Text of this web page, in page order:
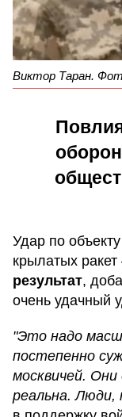
Виктор Таран.
Удар по
крылатых
результат,
очень удачный
"Это надо
постепенно
москвичей.
реальна. Люди,